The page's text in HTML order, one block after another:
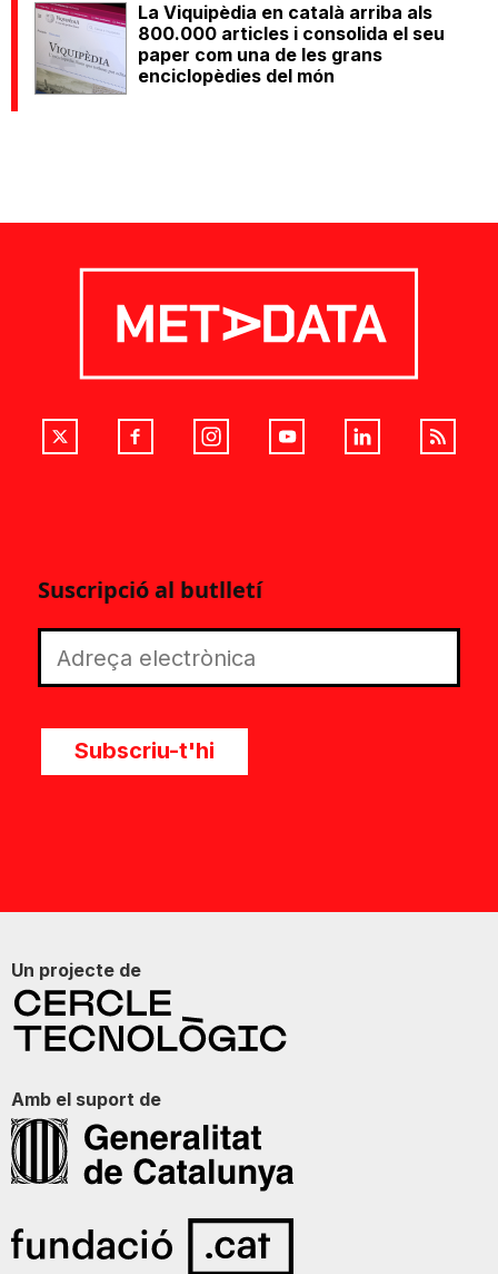
La Viquipèdia en català arriba als
800.000 articles i consolida el seu
paper com una de les grans
enciclopèdies del món
Suscripció al butlletí
Subscriu-t'hi
Un projecte de
Amb el suport de